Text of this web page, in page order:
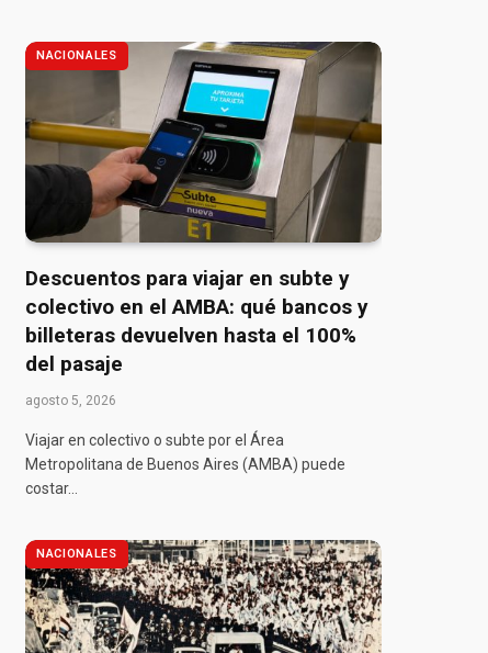
NACIONALES
Descuentos para viajar en subte y
colectivo en el AMBA: qué bancos y
billeteras devuelven hasta el 100%
del pasaje
agosto 5, 2026
Viajar en colectivo o subte por el Área
Metropolitana de Buenos Aires (AMBA) puede
costar…
NACIONALES